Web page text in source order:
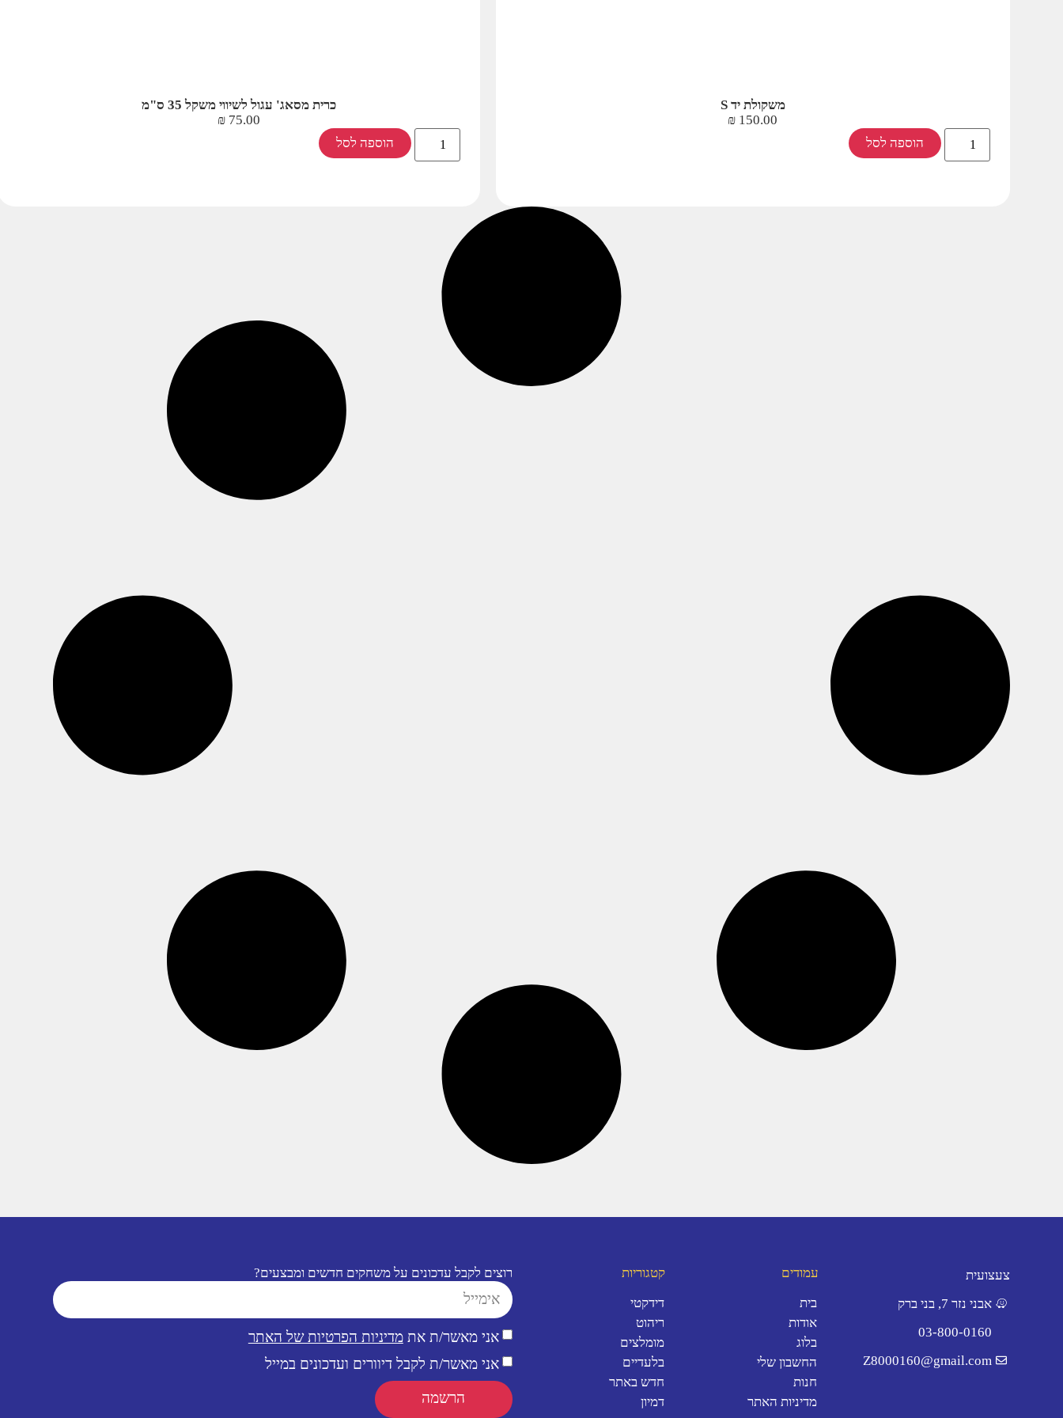
משקולת יד S
150.00
₪
הוספה לסל
כרית מסאג' עגול לשיווי משקל 35 ס"מ
75.00
₪
הוספה לסל
צעצועית
אבני נזר 7, בני ברק
03-800-0160
Z8000160@gmail.com
עמודים
בית
אודות
בלוג
החשבון שלי
חנות
מדיניות האתר
קטגוריות
דידקטי
ריהוט
מומלצים
בלעדיים
חדש באתר
דמיון
רוצים לקבל עדכונים על משחקים חדשים ומבצעים?
אני מאשר/ת אתמדיניות הפרטיות של האתר
אני מאשר/ת לקבל דיוורים ועדכונים במייל
הרשמה